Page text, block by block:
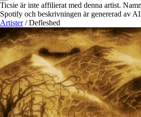
Ticsie är inte affilierat med denna artist.
Spotify och beskrivningen är genererad av
Artister / Defleshed